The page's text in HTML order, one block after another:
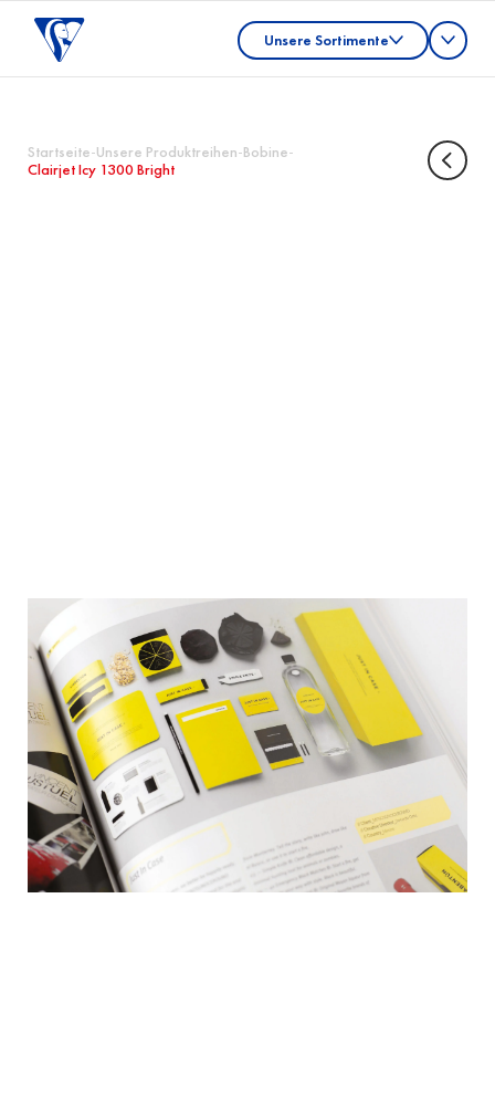
Unsere Sortimente
Startseite-Unsere Produktreihen-Bobine-
Clairjet Icy 1300 Bright